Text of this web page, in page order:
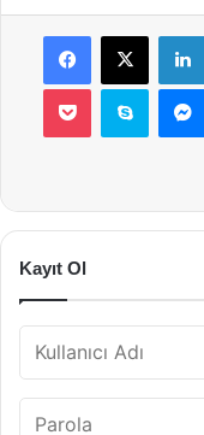
Facebook
X
Pocket Skype
Kayıt Ol